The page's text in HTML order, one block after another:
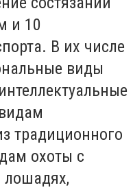
и 10
В их числе
виды
традиционного
охоты с
лошадях,